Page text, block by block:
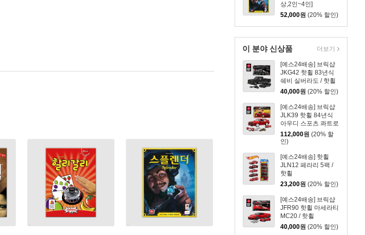
상,2인~4인]
52,000원 (20% 할인)
이 분야 신상품
[예스24배송] 브릭샵
JKG42 핫휠 83년식
쉐비 실버라도 / 핫휠
40,000원 (20% 할인)
[예스24배송] 브릭샵
JLK39 핫휠 84년식
아우디 스포츠 콰트로
/ 핫휠
112,000원 (20% 할
인)
[예스24배송] 핫휠
JLN12 페라리 5팩 /
핫휠
23,200원 (20% 할인)
[예스24배송] 브릭샵
JFR90 핫휠 마세라티
MC20 / 핫휠
40,000원 (20% 할인)
더보기